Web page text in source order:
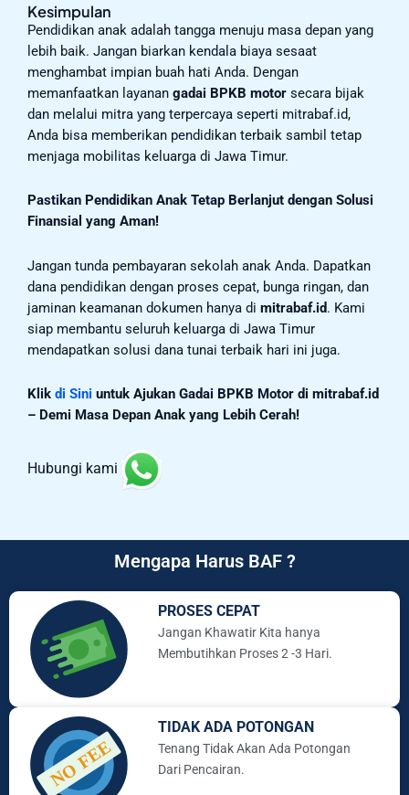
Kesimpulan
Pendidikan anak adalah tangga menuju masa depan yang
lebih baik. Jangan biarkan kendala biaya sesaat
menghambat impian buah hati Anda. Dengan
memanfaatkan layanan gadai BPKB motor secara bijak
dan melalui mitra yang terpercaya seperti mitrabaf.id,
Anda bisa memberikan pendidikan terbaik sambil tetap
menjaga mobilitas keluarga di Jawa Timur.
Pastikan Pendidikan Anak Tetap Berlanjut dengan Solusi
Finansial yang Aman!
Jangan tunda pembayaran sekolah anak Anda. Dapatkan
dana pendidikan dengan proses cepat, bunga ringan, dan
jaminan keamanan dokumen hanya di mitrabaf.id. Kami
siap membantu seluruh keluarga di Jawa Timur
mendapatkan solusi dana tunai terbaik hari ini juga.
Klik di Sini untuk Ajukan Gadai BPKB Motor di mitrabaf.id
– Demi Masa Depan Anak yang Lebih Cerah!
Hubungi kami
Mengapa Harus BAF ?
PROSES CEPAT
Jangan Khawatir Kita hanya
Membutihkan Proses 2 -3 Hari.
TIDAK ADA POTONGAN
Tenang Tidak Akan Ada Potongan
Dari Pencairan.